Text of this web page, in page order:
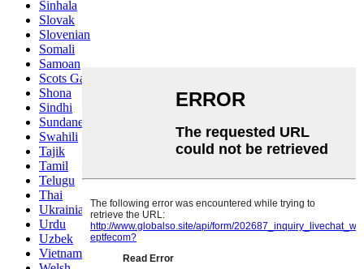
Sinhala
Slovak
Slovenian
Somali
Samoan
Scots Gaelic
Shona
Sindhi
Sundanese
Swahili
Tajik
Tamil
Telugu
Thai
Ukrainian
Urdu
Uzbek
Vietnamese